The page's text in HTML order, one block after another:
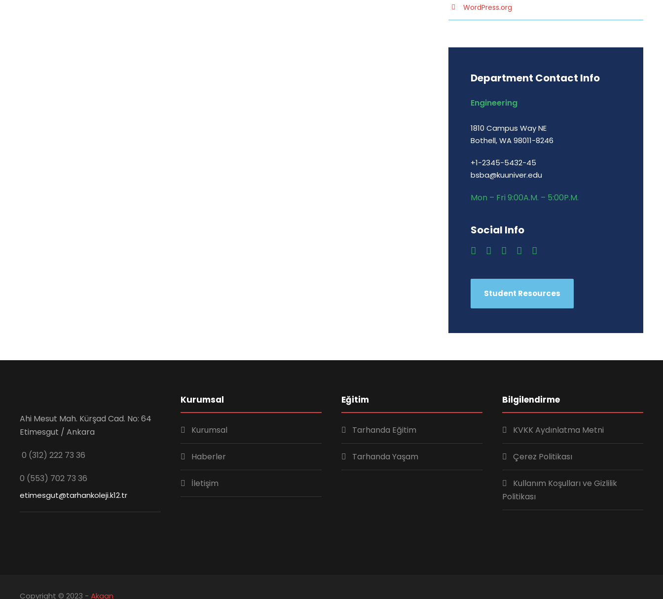
WordPress.org
Department Contact Info
Engineering
1810 Campus Way NE
Bothell, WA 98011-8246
+1-2345-5432-45
bsba@kuuniver.edu
Mon – Fri 9:00A.M. – 5:00P.M.
Social Info
Student Resources
Ahi Mesut Mah. Kürşad Cad. No: 64
Etimesgut / Ankara
0 (312) 222 73 36
0 (553) 702 73 36
etimesgut@tarhankoleji.k12.tr
Kurumsal
Kurumsal
Haberler
İletişim
Eğitim
Tarhanda Eğitim
Tarhanda Yaşam
Bilgilendirme
KVKK Aydınlatma Metni
Çerez Politikası
Kullanım Koşulları ve Gizlilik
Politikası
Copyright © 2023 - Akaan